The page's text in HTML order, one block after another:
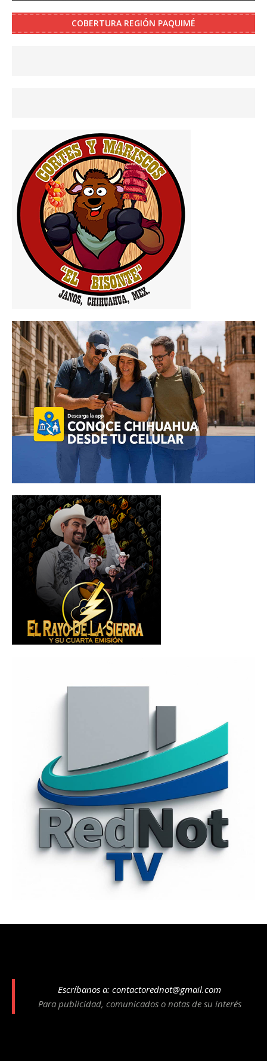
COBERTURA REGIÓN PAQUIMÉ
Escríbanos a: contactorednot@gmail.com
Para publicidad, comunicados o notas de su interés